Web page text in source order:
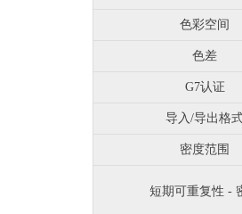
色彩空间
色差
G7认证
导入/导出格
密度范围
短期可重复性 -